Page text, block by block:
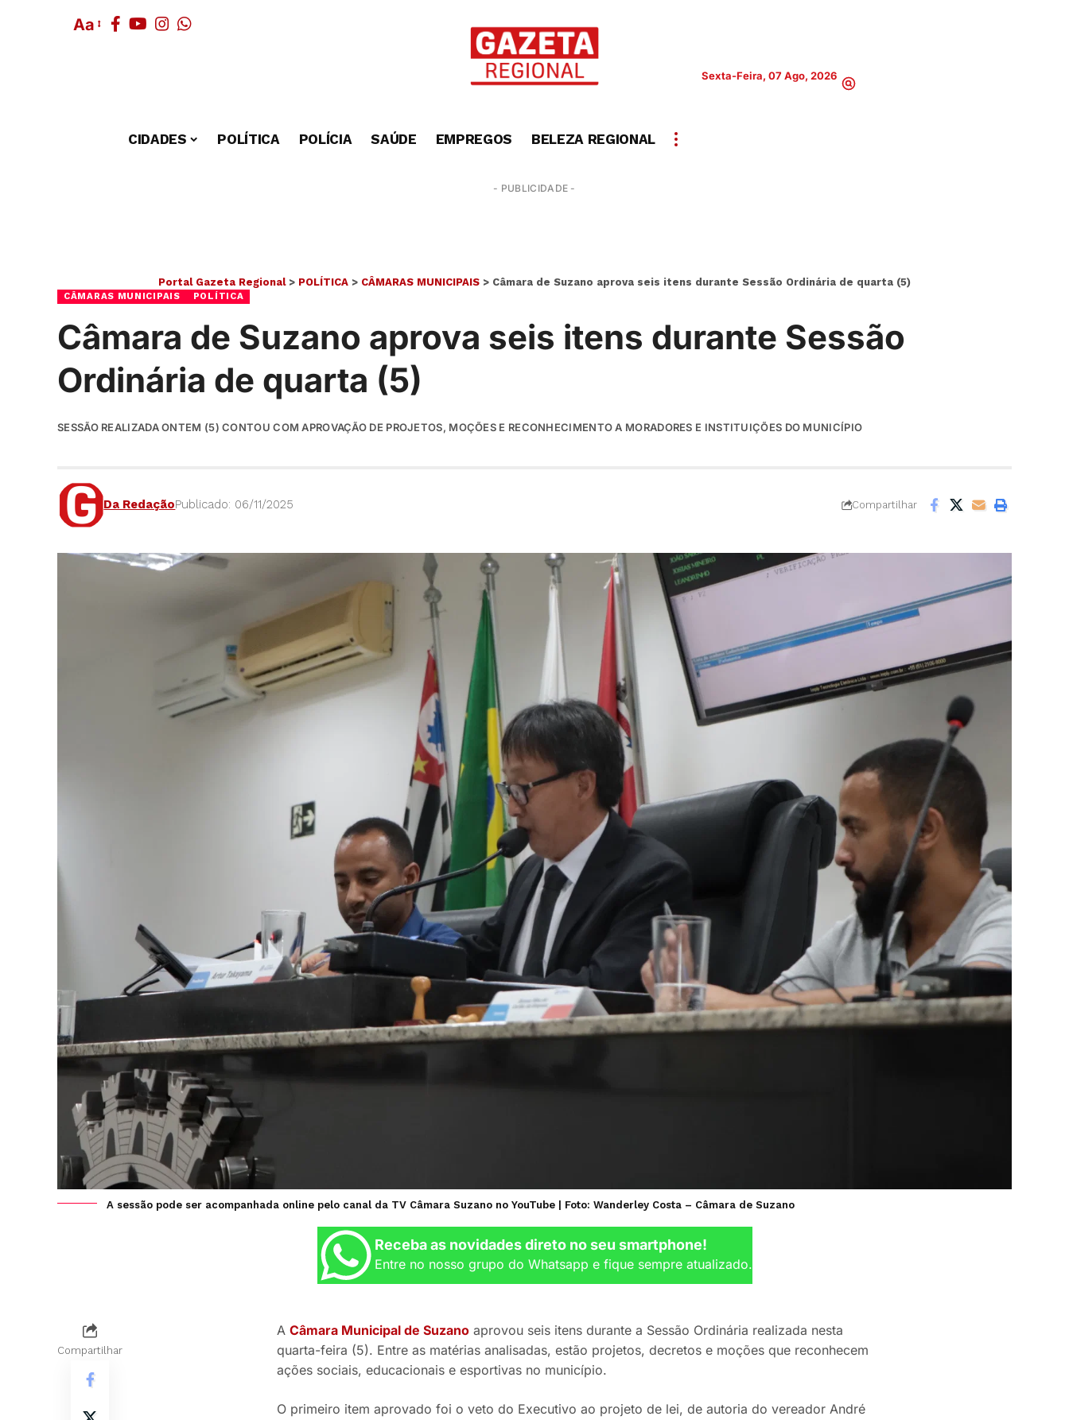
Aa
Sexta-Feira, 07 Ago, 2026
CIDADES POLÍTICA POLÍCIA SAÚDE EMPREGOS BELEZA REGIONAL
- PUBLICIDADE -
Portal Gazeta Regional> POLÍTICA > CÂMARAS MUNICIPAIS > Câmara de Suzano aprova seis itens durante Sessão Ordinária de quarta (5)
CÂMARAS MUNICIPAIS POLÍTICA
Câmara de Suzano aprova seis itens durante Sessão
Ordinária de quarta (5)
SESSÃO REALIZADA ONTEM (5) CONTOU COM APROVAÇÃO DE PROJETOS, MOÇÕES E RECONHECIMENTO A MORADORES E INSTITUIÇÕES DO MUNICÍPIO
Da RedaçãoPublicado: 06/11/2025 Compartilhar
A sessão pode ser acompanhada online pelo canal da TV Câmara Suzano no YouTube | Foto: Wanderley Costa – Câmara de Suzano
Receba as novidades direto no seu smartphone!
Entre no nosso grupo do Whatsapp e fique sempre atualizado.
Compartilhar
A Câmara Municipal de Suzano aprovou seis itens durante a Sessão Ordinária realizada nesta
quarta-feira (5). Entre as matérias analisadas, estão projetos, decretos e moções que reconhecem
ações sociais, educacionais e esportivas no município.
O primeiro item aprovado foi o veto do Executivo ao projeto de lei, de autoria do vereador André